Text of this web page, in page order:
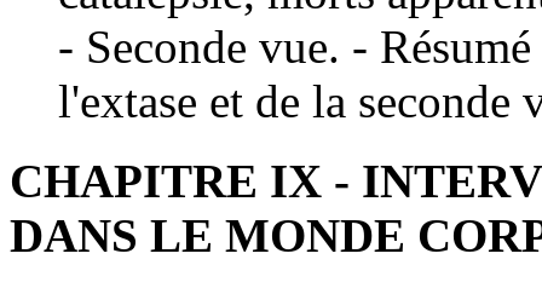
- Seconde vue. -
l'extase et de la seconde
CHAPITRE IX -
DANS LE MONDE